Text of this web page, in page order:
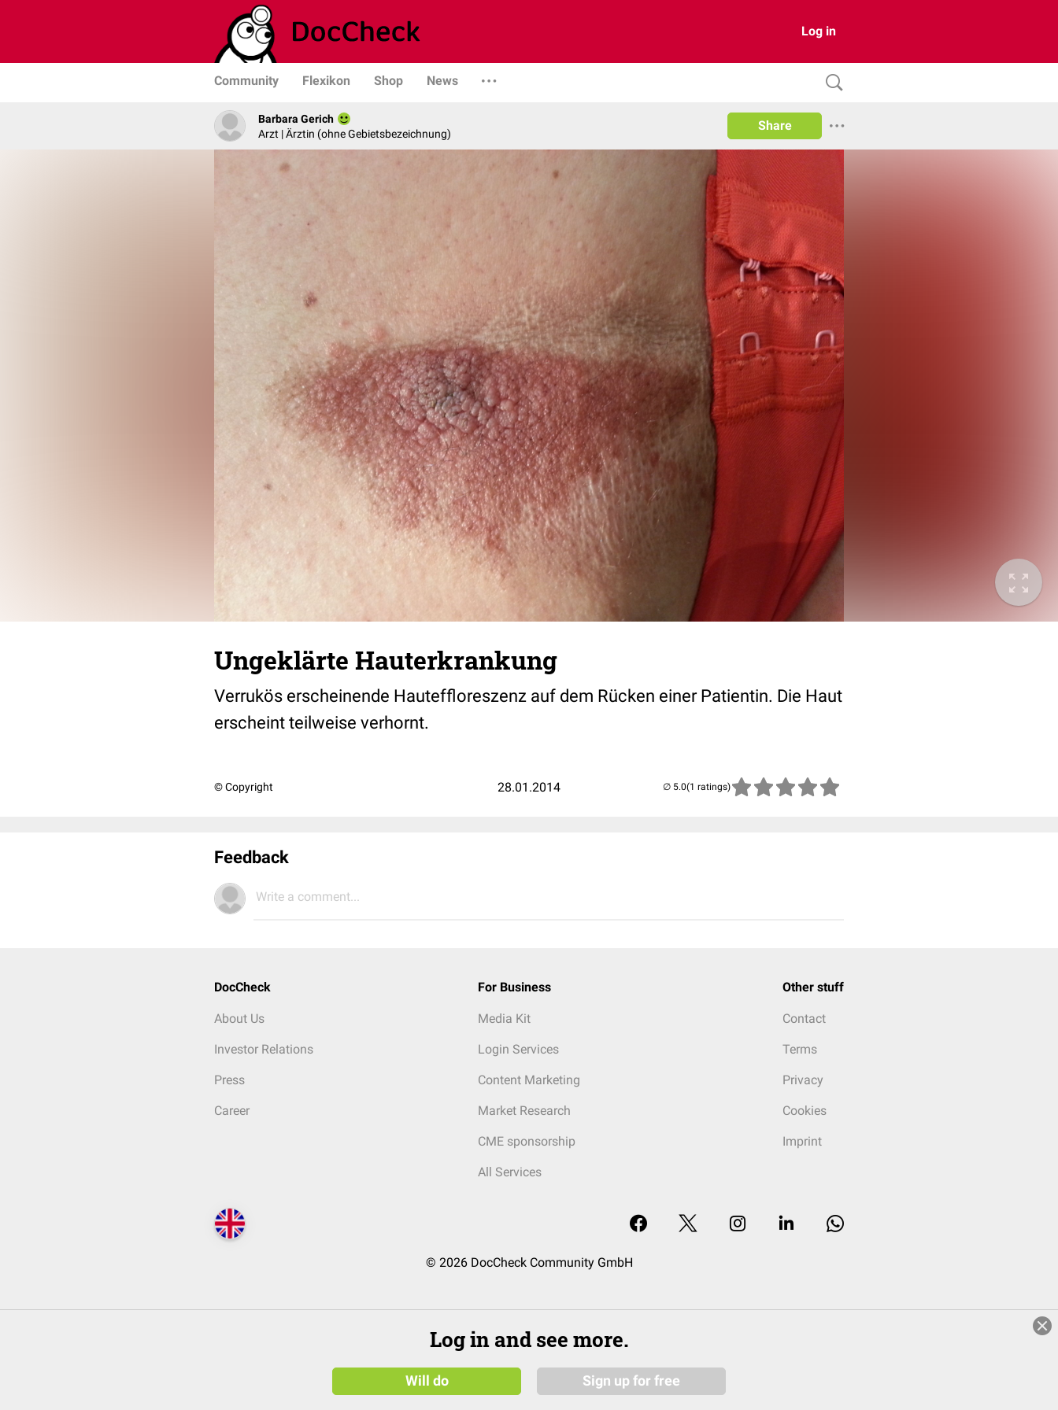
Log in
Community Flexikon Shop News
Barbara Gerich
Arzt | Ärztin (ohne Gebietsbezeichnung)
Share
Ungeklärte Hauterkrankung
Verrukös erscheinende Hauteffloreszenz auf dem Rücken einer Patientin. Die Haut
erscheint teilweise verhornt.
© Copyright 28.01.2014 (1 ratings)
Feedback
Write a comment...
DocCheck
About Us
Investor Relations
Press
Career
For Business
Media Kit
Login Services
Content Marketing
Market Research
CME sponsorship
All Services
Other stuff
Contact
Terms
Privacy
Cookies
Imprint
© 2026 DocCheck Community GmbH
Log in and see more.
Will do Sign up for free